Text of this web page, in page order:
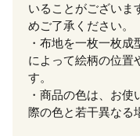
いることがございま
めご了承ください。
・布地を一枚一枚
によって絵柄の位置
す。
・商品の色は、お
際の色と若干異なる